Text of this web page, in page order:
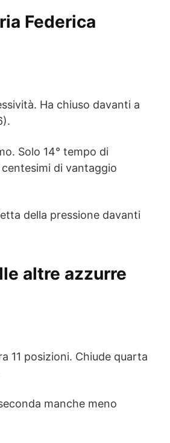
Federica
Ha chiuso davanti a
Solo 14° tempo di
di vantaggio
della pressione davanti
altre azzurre
11 posizioni. Chiude quarta
manche meno